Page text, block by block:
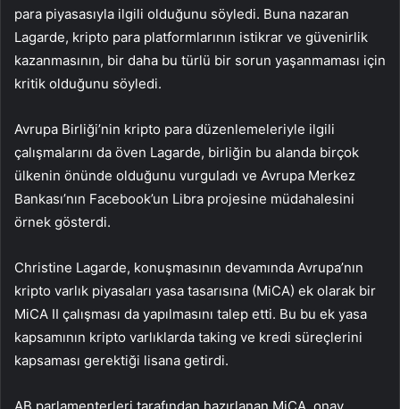
para piyasasıyla ilgili olduğunu söyledi. Buna nazaran
Lagarde, kripto para platformlarının istikrar ve güvenirlik
kazanmasının, bir daha bu türlü bir sorun yaşanmaması için
kritik olduğunu söyledi.
Avrupa Birliği’nin kripto para düzenlemeleriyle ilgili
çalışmalarını da öven Lagarde, birliğin bu alanda birçok
ülkenin önünde olduğunu vurguladı ve Avrupa Merkez
Bankası’nın Facebook’un Libra projesine müdahalesini
örnek gösterdi.
Christine Lagarde, konuşmasının devamında Avrupa’nın
kripto varlık piyasaları yasa tasarısına (MiCA) ek olarak bir
MiCA II çalışması da yapılmasını talep etti. Bu bu ek yasa
kapsamının kripto varlıklarda taking ve kredi süreçlerini
kapsaması gerektiği lisana getirdi.
AB parlamenterleri tarafından hazırlanan MiCA, onay